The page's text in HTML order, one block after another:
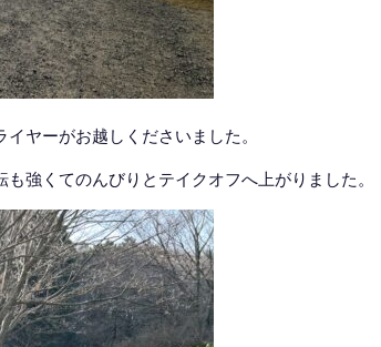
ヤーがお越しくださいました。
強くてのんびりとテイクオフへ上がりました。